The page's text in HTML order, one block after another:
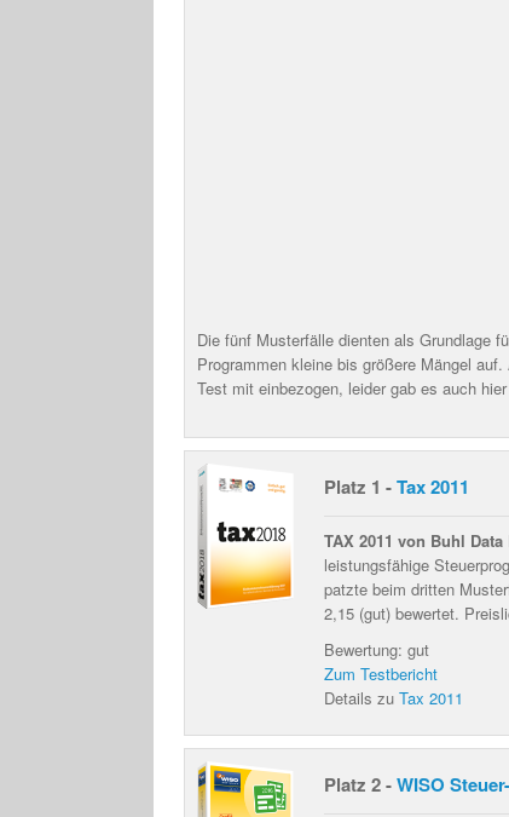
Die fünf Musterfälle dienten als Grundlage
Programmen kleine bis größere Mängel
Test mit einbezogen, leider gab es auch
Platz 1 -Tax 2011
TAX 2011 von Buhl Data
leistungsfähige
patzte beim dritten
2,15 (gut) bewertet.
Bewertung: gut
Zum Testbericht
Details zu Tax 2011
Platz 2 -WISO